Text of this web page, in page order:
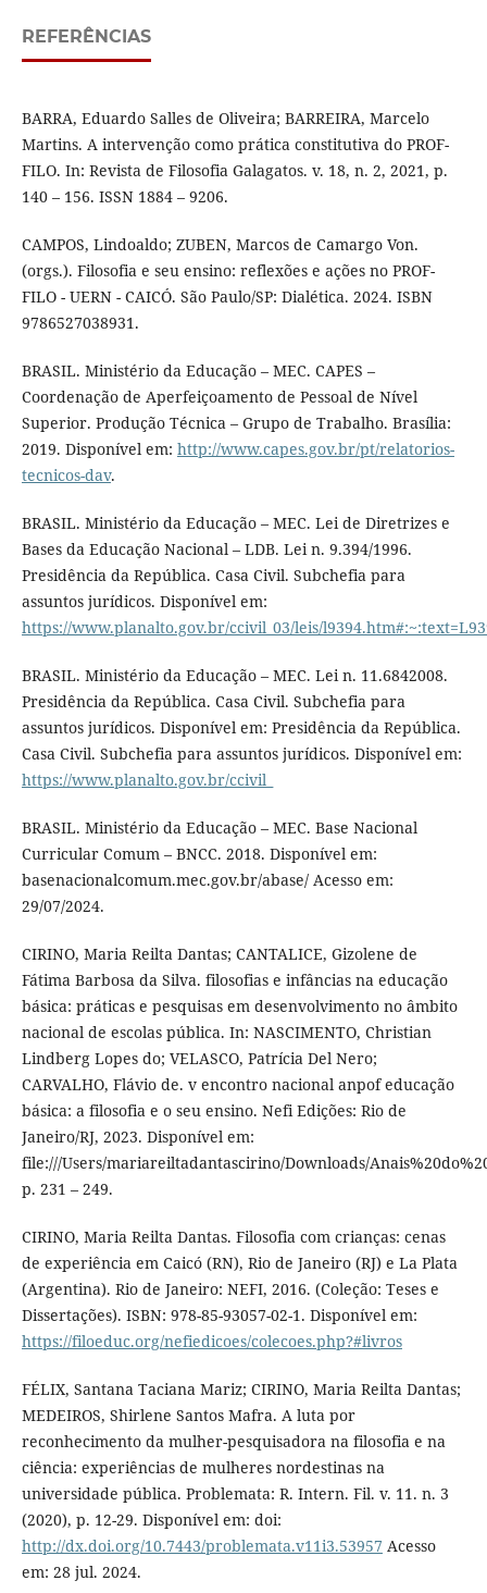
REFERÊNCIAS
BARRA, Eduardo Salles de Oliveira; BARREIRA, Marcelo
Martins. A intervenção como prática constitutiva do PROF-
FILO. In: Revista de Filosofia Galagatos. v. 18, n. 2, 2021, p.
140 – 156. ISSN 1884 – 9206.
CAMPOS, Lindoaldo; ZUBEN, Marcos de Camargo Von.
(orgs.). Filosofia e seu ensino: reflexões e ações no PROF-
FILO - UERN - CAICÓ. São Paulo/SP: Dialética. 2024. ISBN
9786527038931.
BRASIL. Ministério da Educação – MEC. CAPES –
Coordenação de Aperfeiçoamento de Pessoal de Nível
Superior. Produção Técnica – Grupo de Trabalho. Brasília:
2019. Disponível em: http://www.capes.gov.br/pt/relatorios-
tecnicos-dav.
BRASIL. Ministério da Educação – MEC. Lei de Diretrizes e
Bases da Educação Nacional – LDB. Lei n. 9.394/1996.
Presidência da República. Casa Civil. Subchefia para
assuntos jurídicos. Disponível em:
https://www.planalto.gov.br/ccivil_03/leis/
BRASIL. Ministério da Educação – MEC. Lei n. 11.6842008.
Presidência da República. Casa Civil. Subchefia para
assuntos jurídicos. Disponível em: Presidência da República.
Casa Civil. Subchefia para assuntos jurídicos. Disponível em:
https://www.planalto.gov.br/ccivil_
BRASIL. Ministério da Educação – MEC. Base Nacional
Curricular Comum – BNCC. 2018. Disponível em:
basenacionalcomum.mec.gov.br/abase/ Acesso em:
29/07/2024.
CIRINO, Maria Reilta Dantas; CANTALICE, Gizolene de
Fátima Barbosa da Silva. filosofias e infâncias na educação
básica: práticas e pesquisas em desenvolvimento no âmbito
nacional de escolas pública. In: NASCIMENTO, Christian
Lindberg Lopes do; VELASCO, Patrícia Del Nero;
CARVALHO, Flávio de. v encontro nacional anpof educação
básica: a filosofia e o seu ensino. Nefi Edições: Rio de
Janeiro/RJ, 2023. Disponível em:
file:///Users/mariareiltadantascirino/Downloads/
p. 231 – 249.
CIRINO, Maria Reilta Dantas. Filosofia com crianças: cenas
de experiência em Caicó (RN), Rio de Janeiro (RJ) e La Plata
(Argentina). Rio de Janeiro: NEFI, 2016. (Coleção: Teses e
Dissertações). ISBN: 978-85-93057-02-1. Disponível em:
https://filoeduc.org/nefiedicoes/colecoes.php?#livros
FÉLIX, Santana Taciana Mariz; CIRINO, Maria Reilta Dantas;
MEDEIROS, Shirlene Santos Mafra. A luta por
reconhecimento da mulher-pesquisadora na filosofia e na
ciência: experiências de mulheres nordestinas na
universidade pública. Problemata: R. Intern. Fil. v. 11. n. 3
(2020), p. 12-29. Disponível em: doi:
http://dx.doi.org/10.7443/problemata.v11i3.53957 Acesso
em: 28 jul. 2024.